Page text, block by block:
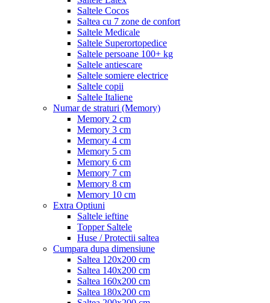
Saltele Cocos
Saltea cu 7 zone de confort
Saltele Medicale
Saltele Superortopedice
Saltele persoane 100+ kg
Saltele antiescare
Saltele somiere electrice
Saltele copii
Saltele Italiene
Numar de straturi (Memory)
Memory 2 cm
Memory 3 cm
Memory 4 cm
Memory 5 cm
Memory 6 cm
Memory 7 cm
Memory 8 cm
Memory 10 cm
Extra Optiuni
Saltele ieftine
Topper Saltele
Huse / Protectii saltea
Cumpara dupa dimensiune
Saltea 120x200 cm
Saltea 140x200 cm
Saltea 160x200 cm
Saltea 180x200 cm